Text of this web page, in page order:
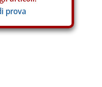
prova